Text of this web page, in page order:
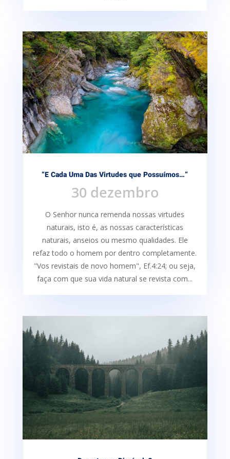
“E Cada Uma Das Virtudes que Possuímos…”
30 dezembro
O Senhor nunca remenda nossas virtudes
naturais, isto é, as nossas características
naturais, anseios ou mesmo qualidades. Ele
refaz todo o homem por dentro completamente.
"Vos revistais de novo homem", Ef.4:24; ou seja,
faça com que sua vida natural se revista com...